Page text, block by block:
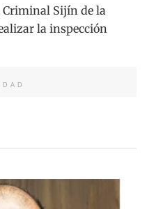
Criminal Sijín de la
la inspección